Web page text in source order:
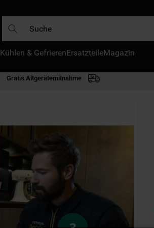
Kühlen & GefrierenErsatzteileMagazin
Gratis Altgerätemitnahme
DIE HÄUFIGSTEN SUCHANFRAGEN
trockner
6 kühlschrank
gefrierschrank
8 mikrowelle